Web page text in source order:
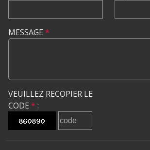
MESSAGE *
VEUILLEZ RECOPIER LE
CODE * :